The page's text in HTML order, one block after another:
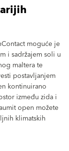
moguće je
i sadržajem soli u
maltera te
postavljanjem
kontinuirano
između zida i
open možete
klimatskih